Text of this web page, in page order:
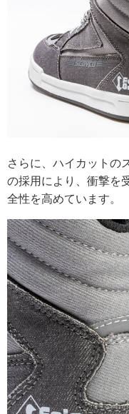
さらに、ハイカットの
の採用により、衝撃を
全性を高めています。